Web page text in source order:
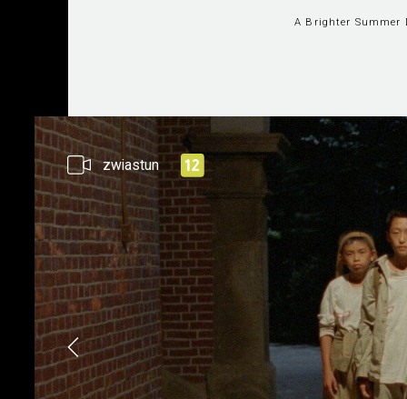
A Brighter
zwiastun